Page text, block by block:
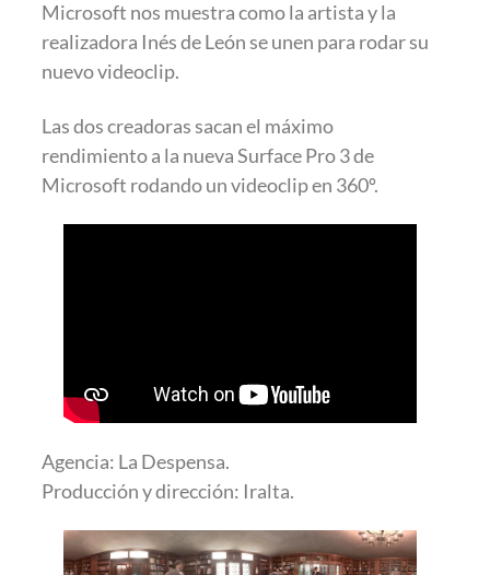
Microsoft nos muestra como la artista y la
realizadora Inés de León se unen para rodar su
nuevo videoclip.
Las dos creadoras sacan el máximo
rendimiento a la nueva Surface Pro 3 de
Microsoft rodando un videoclip en 360º.
Agencia: La Despensa.
Producción y dirección: Iralta.